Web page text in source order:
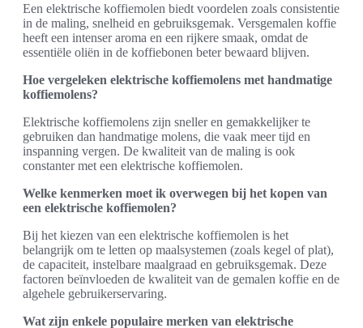
Een elektrische koffiemolen biedt voordelen zoals consistentie
in de maling, snelheid en gebruiksgemak. Versgemalen koffie
heeft een intenser aroma en een rijkere smaak, omdat de
essentiële oliën in de koffiebonen beter bewaard blijven.
Hoe vergeleken elektrische koffiemolens met handmatige
koffiemolens?
Elektrische koffiemolens zijn sneller en gemakkelijker te
gebruiken dan handmatige molens, die vaak meer tijd en
inspanning vergen. De kwaliteit van de maling is ook
constanter met een elektrische koffiemolen.
Welke kenmerken moet ik overwegen bij het kopen van
een elektrische koffiemolen?
Bij het kiezen van een elektrische koffiemolen is het
belangrijk om te letten op maalsystemen (zoals kegel of plat),
de capaciteit, instelbare maalgraad en gebruiksgemak. Deze
factoren beïnvloeden de kwaliteit van de gemalen koffie en de
algehele gebruikerservaring.
Wat zijn enkele populaire merken van elektrische